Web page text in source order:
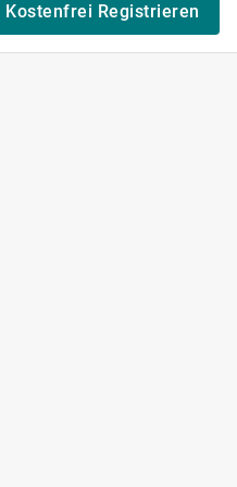
Kostenfrei Registrieren